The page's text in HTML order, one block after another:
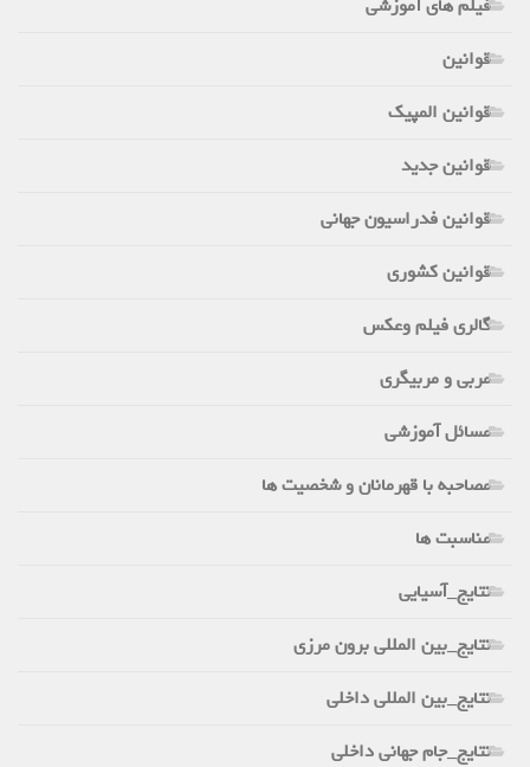
فیلم های آموزشی
قوانین
قوانین المپیک
قوانین جدید
قوانین فدراسیون جهانی
قوانین کشوری
گالری فیلم وعکس
مربی و مربیگری
مسائل آموزشی
مصاحبه با قهرمانان و شخصیت ها
مناسبت ها
نتایج_آسیایی
نتایج_بین المللی برون مرزی
نتایج_بین المللی داخلی
نتایج_جام جهانی داخلی